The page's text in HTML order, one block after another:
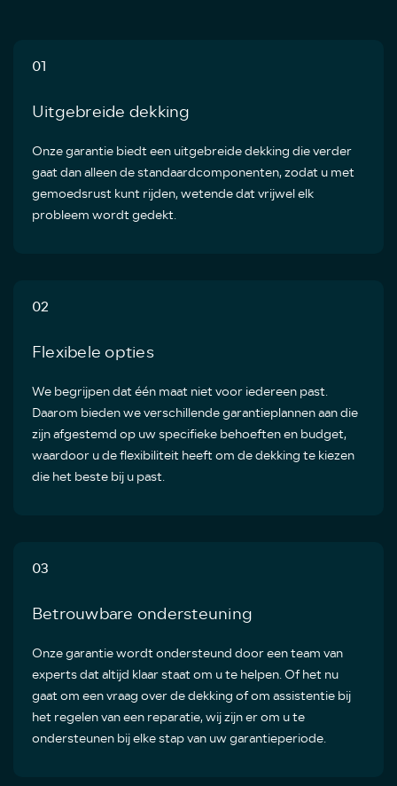
01
Uitgebreide dekking
Onze garantie biedt een uitgebreide dekking die verder
gaat dan alleen de standaardcomponenten, zodat u met
gemoedsrust kunt rijden, wetende dat vrijwel elk
probleem wordt gedekt.
02
Flexibele opties
We begrijpen dat één maat niet voor iedereen past.
Daarom bieden we verschillende garantieplannen aan die
zijn afgestemd op uw specifieke behoeften en budget,
waardoor u de flexibiliteit heeft om de dekking te kiezen
die het beste bij u past.
03
Betrouwbare ondersteuning
Onze garantie wordt ondersteund door een team van
experts dat altijd klaar staat om u te helpen. Of het nu
gaat om een vraag over de dekking of om assistentie bij
het regelen van een reparatie, wij zijn er om u te
ondersteunen bij elke stap van uw garantieperiode.